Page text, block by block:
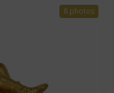
8 photos